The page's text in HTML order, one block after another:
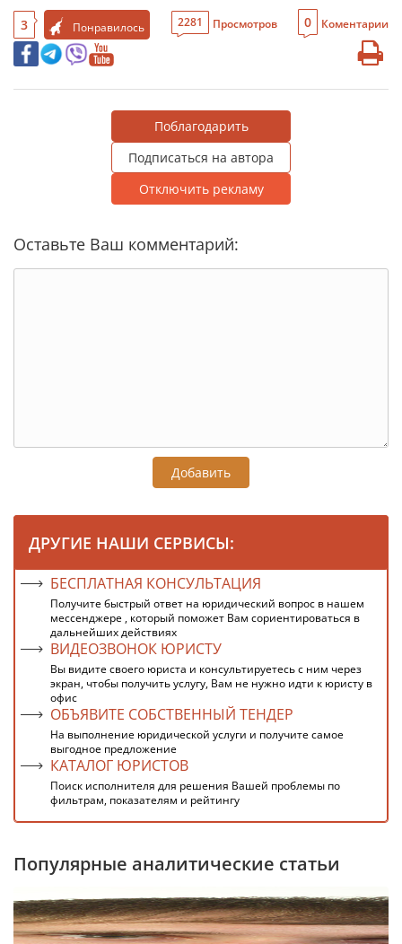
3 Понравилось 2281 Просмотров 0 Коментарии
Поблагодарить
Подписаться на автора
Отключить рекламу
Оставьте Ваш комментарий:
Добавить
ДРУГИЕ НАШИ СЕРВИСЫ:
БЕСПЛАТНАЯ КОНСУЛЬТАЦИЯ
Получите быстрый ответ на юридический вопрос в нашем
мессенджере , который поможет Вам сориентироваться в
дальнейших действиях
ВИДЕОЗВОНОК ЮРИСТУ
Вы видите своего юриста и консультируетесь с ним через
экран, чтобы получить услугу, Вам не нужно идти к юристу в
офис
ОБЪЯВИТЕ СОБСТВЕННЫЙ ТЕНДЕР
На выполнение юридической услуги и получите самое
выгодное предложение
КАТАЛОГ ЮРИСТОВ
Поиск исполнителя для решения Вашей проблемы по
фильтрам, показателям и рейтингу
Популярные аналитические статьи